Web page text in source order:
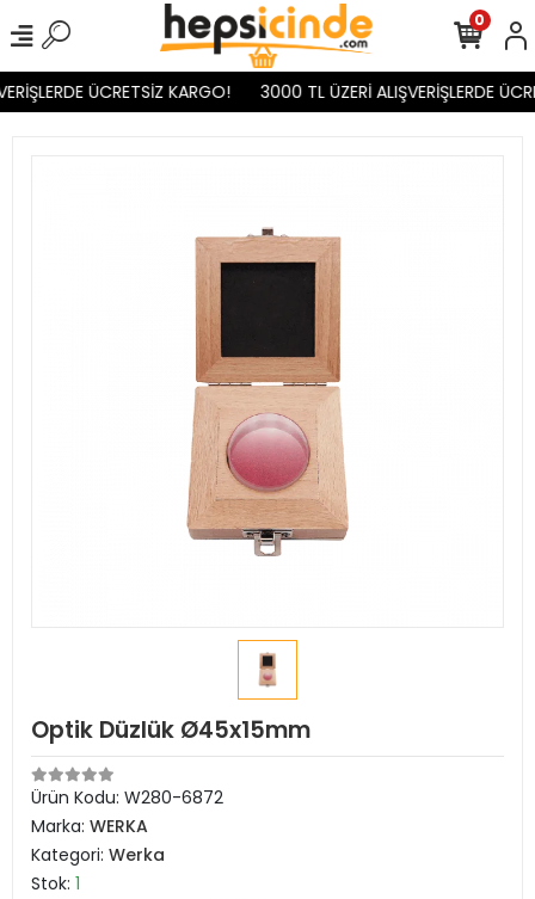
ÜCRETSİZ KARGO! 3000 TL ÜZERİ ALIŞVERİŞLERDE
0
Optik Düzlük Ø45x15mm
Ürün Kodu: W280-6872
Marka: WERKA
Kategori: Werka
Stok: 1